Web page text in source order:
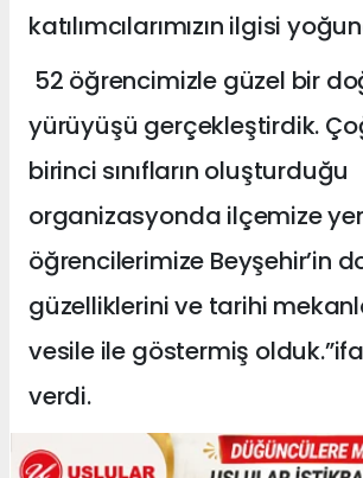
katılımcılarımızın ilgisi
52 öğrencimizle güzel bir
yürüyüşü gerçekleştirdik.
birinci sınıfların oluşturduğu
organizasyonda ilçemize
öğrencilerimize Beyşehir’in
güzelliklerini ve tarihi
vesile ile göstermiş
verdi.